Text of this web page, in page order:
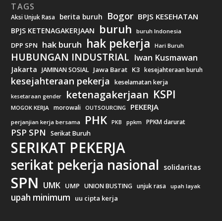
TAGS
Aksi Unjuk Rasa berita buruh Bogor BPJS KESEHATAN
BPJS KETENAGAKERJAAN buruh buruh Indonesia
DPP SPN hak buruh hak pekerja Hari Buruh
HUBUNGAN INDUSTRIAL Iwan Kusmawan
Jakarta JAMINAN SOSIAL Jawa Barat K3 kesejahteraan buruh
kesejahteraan pekerja keselamatan kerja
kesetaraan gender ketenagakerjaan KSPI
MOGOK KERJA morowali OUTSOURCING PEKERJA
perjanjian kerja bersama PHK PKB ppkm PPKM darurat
PSP SPN Serikat Buruh
SERIKAT PEKERJA
serikat pekerja nasional solidaritas
SPN UMK UMP UNION BUSTING unjuk rasa upah layak
upah minimum uu cipta kerja